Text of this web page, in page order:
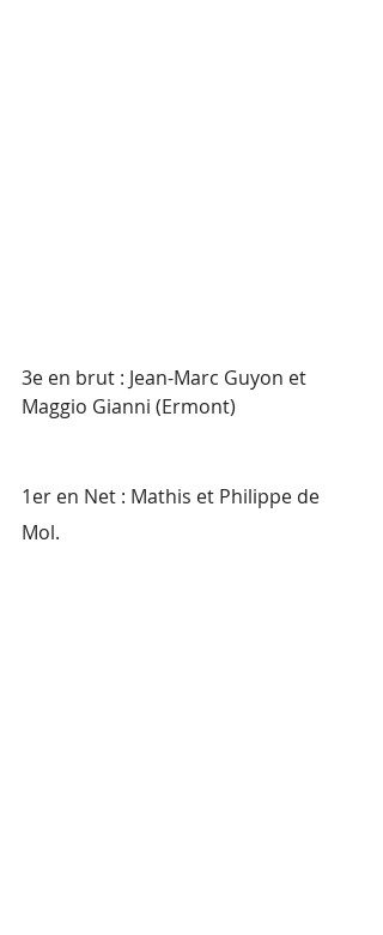
3e en brut : Jean-Marc Guyon et
Maggio Gianni (Ermont)
1er en Net : Mathis et Philippe de
Mol.